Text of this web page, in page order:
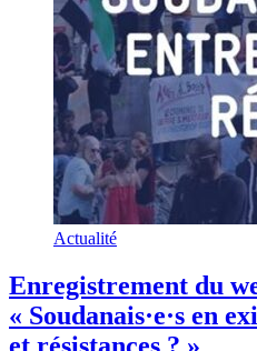
Actualité
Enregistrement du
« Soudanais·e·s en